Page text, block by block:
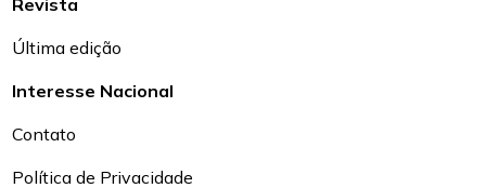
Revista
Última edição
Interesse Nacional
Contato
Política de Privacidade